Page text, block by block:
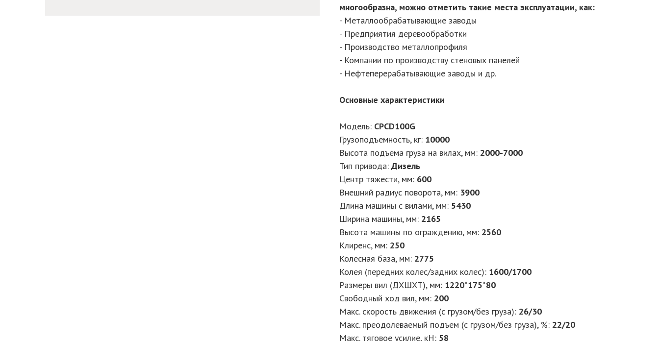
многообразна, можно отметить такие места эксплуатации, как:
- Металлообрабатывающие заводы
- Предприятия деревообработки
- Производство металлопрофиля
- Компании по производству стеновых панелей
- Нефтеперерабатывающие заводы и др.
Основные характеристики
Модель: CPCD100G
Грузоподъемность, кг: 10000
Высота подъема груза на вилах, мм: 2000-7000
Тип привода: Дизель
Центр тяжести, мм: 600
Внешний радиус поворота, мм: 3900
Длина машины с вилами, мм: 5430
Ширина машины, мм: 2165
Высота машины по ограждению, мм: 2560
Клиренс, мм: 250
Колесная база, мм: 2775
Колея (передних колес/задних колес): 1600/1700
Размеры вил (ДXШXТ), мм: 1220*175*80
Свободный ход вил, мм: 200
Макс. скорость движения (с грузом/без груза): 26/30
Макс. преодолеваемый подъем (с грузом/без груза), %: 22/20
Макс. тяговое усилие, кН: 58